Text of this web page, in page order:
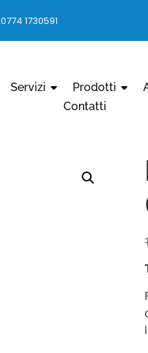
0774 1730591
Servizi Prodotti
Contatti